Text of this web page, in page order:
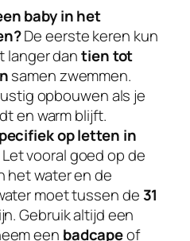
baby in het
De eerste keren kun
langer dantien tot
samen zwemmen.
opbouwen als je
en warm blijft.
op letten in
vooral goed op de
het water en de
moet tussen de 31
Gebruik altijd een
een badcapeof